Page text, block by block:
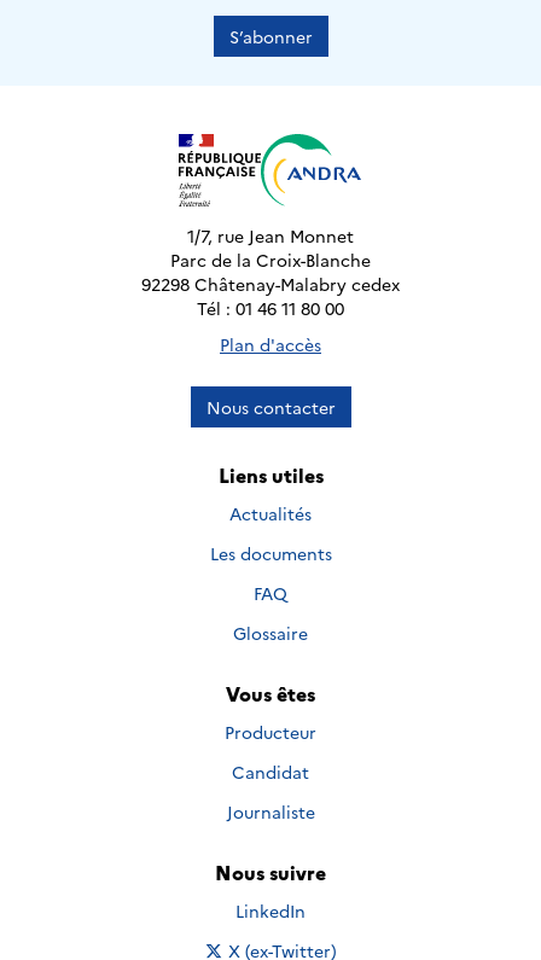
S’abonner
1/7, rue Jean Monnet
Parc de la Croix-Blanche
92298 Châtenay-Malabry cedex
Tél : 01 46 11 80 00
Plan d'accès
Nous contacter
Liens utiles
Actualités
Les documents
FAQ
Glossaire
Vous êtes
Producteur
Candidat
Journaliste
Nous suivre
Nous suivre sur
LinkedIn
Nous suivre sur
X (ex-Twitter)